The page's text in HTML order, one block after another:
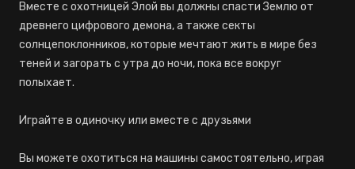
Вместе с охотницей Элой вы должны спасти Землю от
древнего цифрового демона, а также секты
солнцепоклонников, которые мечтают жить в мире без
теней и загорать с утра до ночи, пока все вокруг
полыхает.
Играйте в одиночку или вместе с друзьями
Вы можете охотиться на машины самостоятельно, играя